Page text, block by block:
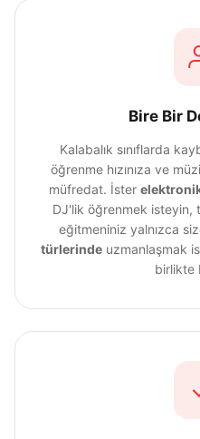
Bire Bir
Kalabalık sınıflarda
öğrenme hızınıza ve
müfredat. İster
DJ'lik öğrenmek isteyin,
eğitmeniniz yalnızca
türlerindeuzmanlaşmak
birlikte